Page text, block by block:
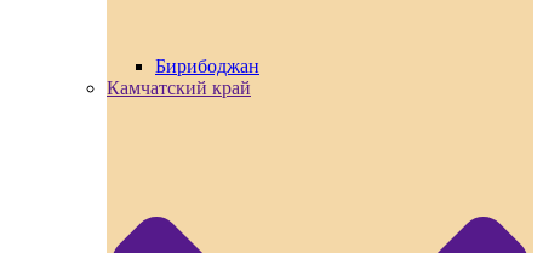
Бирибоджан
Камчатский край